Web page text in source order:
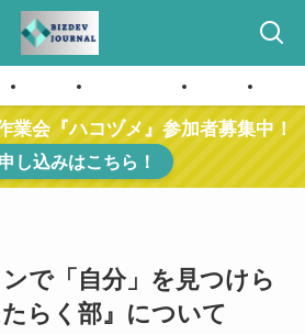
ホーム お問い合わせ ホーム
業会『ハコヅメ』参加者募集中！
し込みはこちら！
で「自分」を見つけら
らく部』について